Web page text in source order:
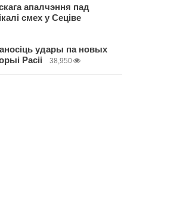
апалчэння пад
смех у Сеціве
удары па новых
Расіі
38,950